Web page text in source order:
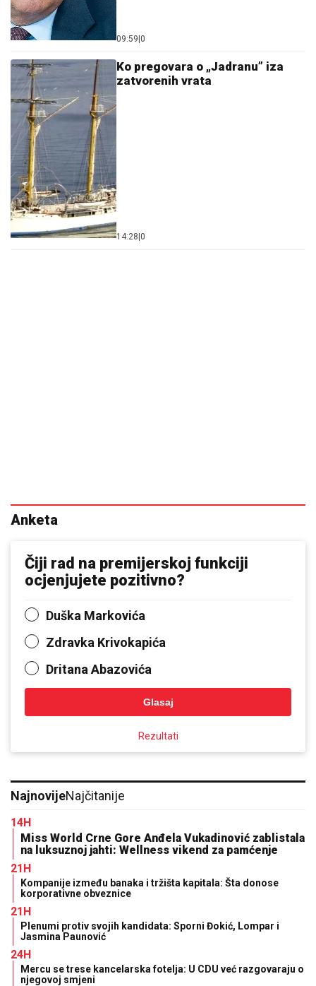
09:59 0
Ko pregovara o „Jadranu” iza
zatvorenih vrata
14:28 0
Anketa
Čiji rad na premijerskoj funkciji
ocjenjujete pozitivno?
Duška Markovića
Zdravka Krivokapića
Dritana Abazovića
Glasaj
Rezultati
NajnovijeNajčitanije
14H
Miss World Crne Gore Anđela Vukadinović zablistala
na luksuznoj jahti: Wellness vikend za pamćenje
21H
Kompanije između banaka i tržišta kapitala: Šta donose
korporativne obveznice
21H
Plenumi protiv svojih kandidata: Sporni Đokić, Lompar i
Jasmina Paunović
24H
Mercu se trese kancelarska fotelja: U CDU već razgovaraju o
njegovoj smjeni